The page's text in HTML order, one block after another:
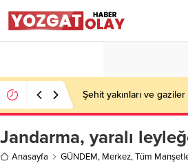
Şehit yakınları ve
Jandarma, yaralı
Anasayfa GÜNDEM, Merkez,Tüm